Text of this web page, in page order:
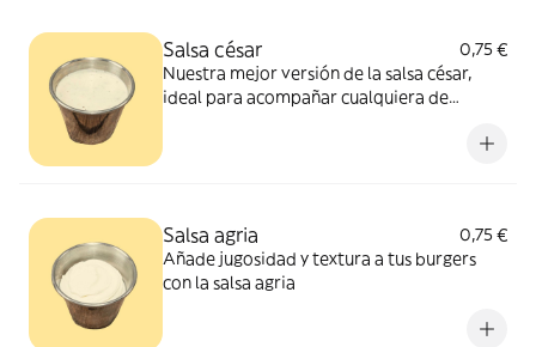
Salsa césar
0,75 €
Nuestra mejor versión de la salsa césar,
ideal para acompañar cualquiera de
Salsa agria
0,75 €
Añade jugosidad y textura a tus burgers
con la salsa agria